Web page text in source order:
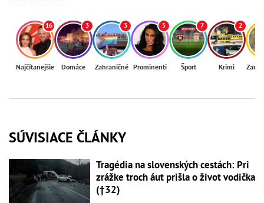
16
Najčítanejšie
3
Domáce
3
Zahraničné
5
Prominenti
7
Šport
2
Krimi
SÚVISIACE ČLÁNKY
Tragédia na slovenských cestách: Pri
zrážke troch áut prišla o život vodička
(†32)